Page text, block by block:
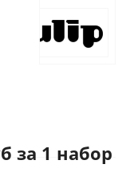
за 1 набор